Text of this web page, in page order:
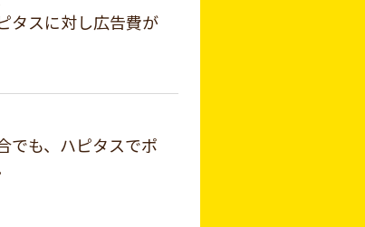
タスに対し広告費が
でも、ハピタスでポ